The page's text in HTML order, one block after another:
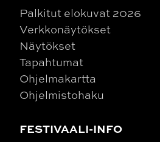
Palkitut elokuvat 2026
Verkkonäytökset
Näytökset
Tapahtumat
Ohjelmakartta
Ohjelmistohaku
FESTIVAALI-INFO